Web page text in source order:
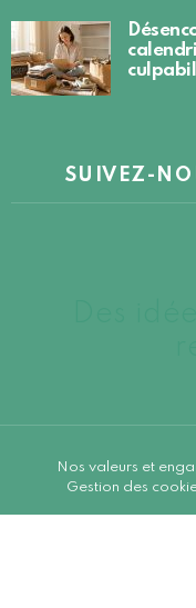
SUIVEZ-
Nos valeurs et
Gestion des